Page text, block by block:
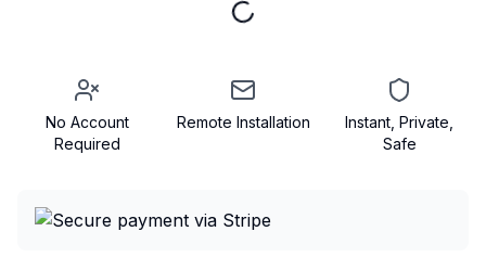
No Account
Required
Remote Installation
Instant, Private,
Safe